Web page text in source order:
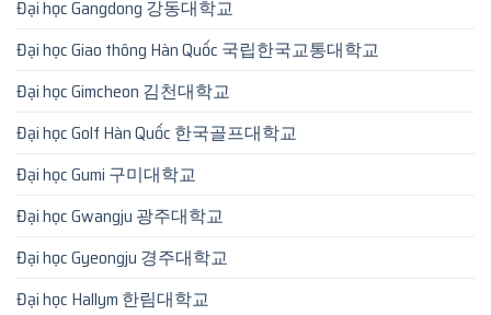
Đại học Gangdong 강동대학교
Đại học Giao thông Hàn Quốc 국립한국교통대학교
Đại học Gimcheon 김천대학교
Đại học Golf Hàn Quốc 한국골프대학교
Đại học Gumi 구미대학교
Đại học Gwangju 광주대학교
Đại học Gyeongju 경주대학교
Đại học Hallym 한림대학교